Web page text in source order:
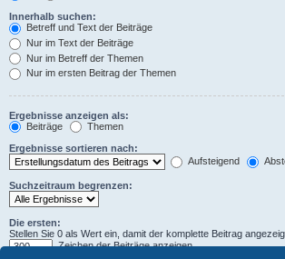
Innerhalb suchen:
Betreff und Text der Beiträge
Nur im Text der Beiträge
Nur im Betreff der Themen
Nur im ersten Beitrag der Themen
Ergebnisse anzeigen als:
Beiträge
Themen
Ergebnisse sortieren nach:
Aufsteigend
Suchzeitraum begrenzen:
Die ersten:
Stellen Sie 0 als Wert ein, damit der komplette Beitrag
Zeichen der Beiträge anzeigen